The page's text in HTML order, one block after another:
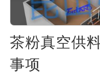
茶粉真空供
事项